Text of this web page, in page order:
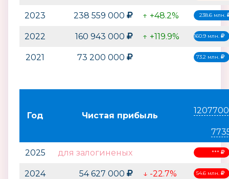
2023 238 559 000 ↑ +48.2% 238.6 млн.
2022 160 943 000 ↑ +119.9% 160.9 млн.
2021 73 200 000 73.2 млн.
Год Чистая прибыль
2025 для залогиненых ***
2024 54 627 000 ↓ -22.7% 54.6 млн.